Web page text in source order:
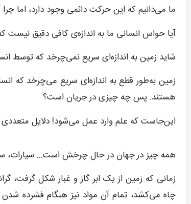
ما می‌دانیم که این حرکت دائمی وجود دارد، اما
آیا حواس انسانی ما به اندازه‌ی کافی دقیق
شاید زمین به اندازه‌ای سریع نمی‌چرخد که توسط
زمین به‌طور قطع به اندازه‌ای سریع می‌چرخد که
هستند. پس چه چیزی در جریان است؟
این‌جاست که علم وارد عمل می‌شود! دلایل
همه چیز در جهان در حال چرخش است… سیارات،
زمانی که زمین از یک ابر گاز و غبار شکل گرفت،
چاه می‌کشد، تمام آن مواد نیز هنگام فشرده شدن